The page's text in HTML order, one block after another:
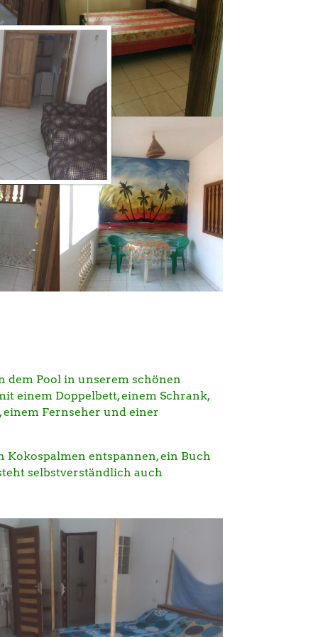
dem Pool in unserem schönen
einem Doppelbett, einem Schrank,
Fernseher und einer
Kokospalmen entspannen, ein Buch
selbstverständlich auch